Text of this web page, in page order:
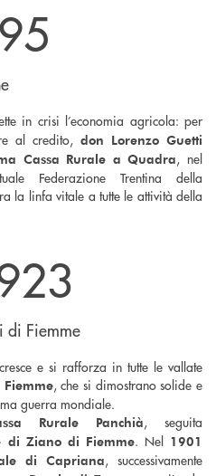
in crisi l’economia agricola: per
al credito, don Lorenzo Guetti
Cassa Rurale a Quadra, nel
Federazione Trentina della
la linfa vitale a tutte le attività della
di Fiemme
e si rafforza in tutte le vallate
Fiemme, che si dimostrano solide e
guerra mondiale.
Rurale Panchià, seguita
di Ziano di Fiemme. Nel 1901
di Capriana, successivamente